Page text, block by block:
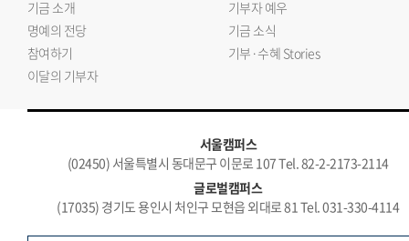
기금 소개
기부자 예우
명예의 전당
기금 소식
참여하기
기부·수혜 Stories
이달의 기부자
서울캠퍼스
(02450) 서울특별시 동대문구 이문로 107 Tel. 82-2-2173-2114
글로벌캠퍼스
(17035) 경기도 용인시 처인구 모현읍 외대로 81 Tel. 031-330-4114